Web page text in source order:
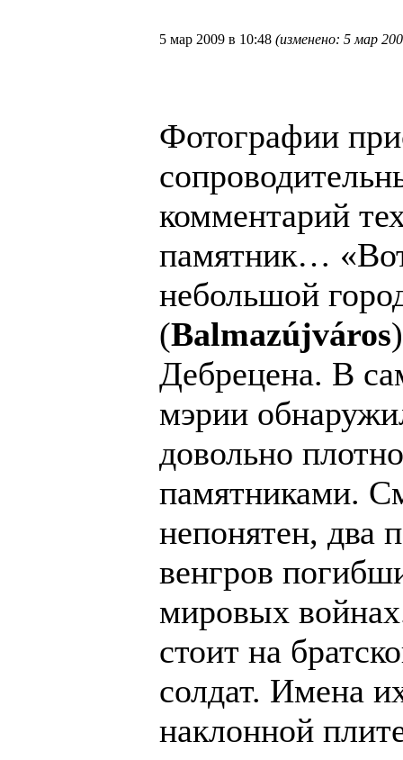
5 мар 2009 в 10:48 (изменено: 5 мар
Фотографии
комментарий
памятник…
небольшой
(Balmazújváros
Дебрецена. В
мэрии
довольно
памятниками.
непонятен, два
венгров
мировых
стоит на
солдат. Имена
наклонной